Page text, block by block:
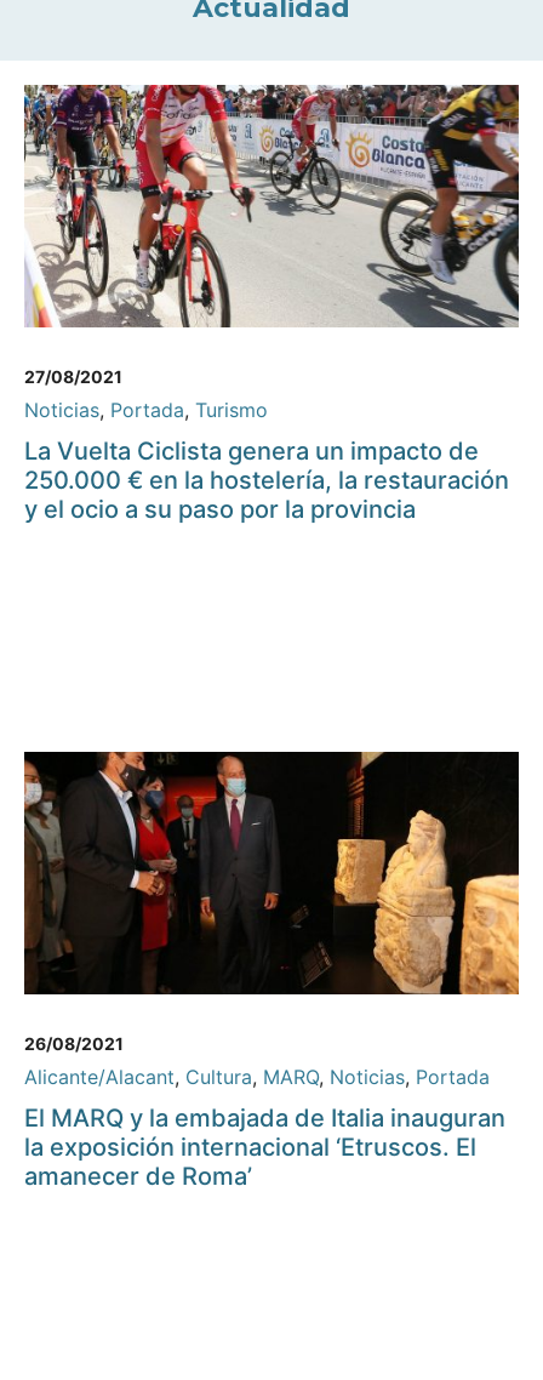
Actualidad
27/08/2021
Noticias, Portada, Turismo
La Vuelta Ciclista genera un impacto de
250.000 € en la hostelería, la restauración
y el ocio a su paso por la provincia
26/08/2021
Alicante/Alacant, Cultura, MARQ, Noticias, Portada
El MARQ y la embajada de Italia inauguran
la exposición internacional ‘Etruscos. El
amanecer de Roma’